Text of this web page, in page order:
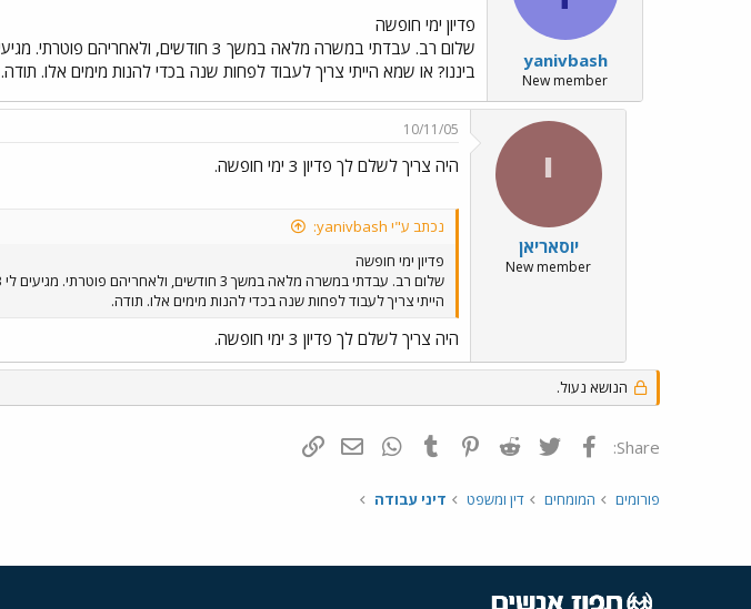
י
ך
yanivbash
New member
פדיון ימי חופשה
ביננו? או שמא הייתי צריך לעבוד לפחות שנה בכדי להנות מימים אלו. תודה.
י
יוסאריאן
New member
10/11/05
היה צריך לשלם לך פדיון 3 ימי חופשה.
נכתב ע"י yanivbash:
פדיון ימי חופשה
הייתי צריך לעבוד לפחות שנה בכדי להנות מימים אלו. תודה.
היה צריך לשלם לך פדיון 3 ימי חופשה.
הנושא נעול.
Share: פייסבוק Twitter
Reddit
Pinterest
Tumblr
WhatsAppדואר אלקטרוני
פורומים המומחים דין ומשפט דיני עבודה